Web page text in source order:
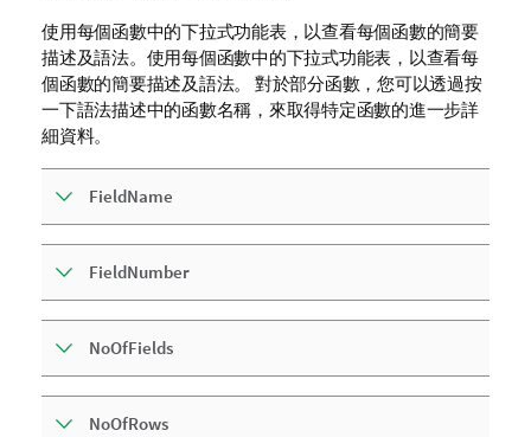
使用每個函數中的下拉式功能表，以查看每個函數的簡要
描述及語法。使用每個函數中的下拉式功能表，以查看每
個函數的簡要描述及語法。 對於部分函數，您可以透過按
一下語法描述中的函數名稱，來取得特定函數的進一步詳
細資料。
FieldName
FieldNumber
NoOfFields
NoOfRows